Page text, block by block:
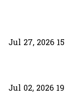
Jul 27, 2026 15
Jul 02, 2026 19